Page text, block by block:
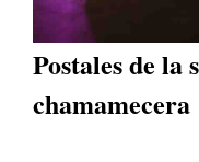
Postales de la
chamamecera